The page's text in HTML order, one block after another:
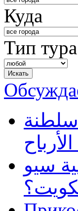
Куда
Тип тура
سلطنة
سيو